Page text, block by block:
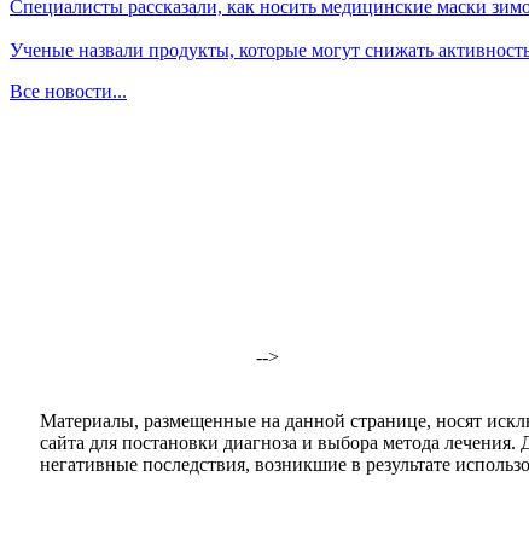
Специалисты рассказали, как носить медицинские маски
Ученые назвали продукты, которые могут снижать
Все новости...
-->
Материалы, размещенные на данной странице, носят
сайта для постановки диагноза и выбора метода
негативные последствия, возникшие в результате